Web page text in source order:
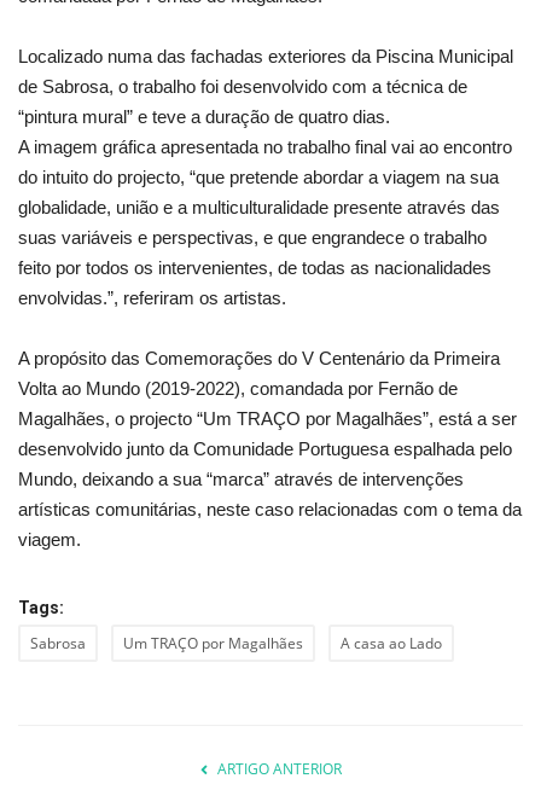
Ambiente
Localizado numa das fachadas exteriores da Piscina Municipal
de Sabrosa, o trabalho foi desenvolvido com a técnica de
“pintura mural” e teve a duração de quatro dias.
A imagem gráfica apresentada no trabalho final vai ao encontro
do intuito do projecto, “que pretende abordar a viagem na sua
globalidade, união e a multiculturalidade presente através das
suas variáveis e perspectivas, e que engrandece o trabalho
feito por todos os intervenientes, de todas as nacionalidades
envolvidas.”, referiram os artistas.
A propósito das Comemorações do V Centenário da Primeira
Volta ao Mundo (2019-2022), comandada por Fernão de
Magalhães, o projecto “Um TRAÇO por Magalhães”, está a ser
desenvolvido junto da Comunidade Portuguesa espalhada pelo
Mundo, deixando a sua “marca” através de intervenções
artísticas comunitárias, neste caso relacionadas com o tema da
viagem.
Tags:
Sabrosa Um TRAÇO por Magalhães A casa ao Lado
ARTIGO ANTERIOR